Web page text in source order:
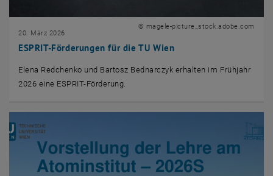
ESPRIT-Förderungen für die TU Wien
20. März 2026
© magele-picture_stock.adobe.com
Elena Redchenko und Bartosz Bednarczyk erhalten im Frühjahr
2026 eine ESPRIT-Förderung.